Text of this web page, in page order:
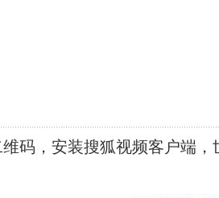
，安装搜狐视频客户端，